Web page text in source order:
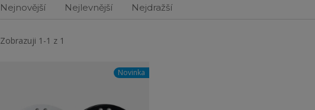
Nejnovější Nejlevnější Nejdražší
Zobrazuji 1-1 z 1
Novinka